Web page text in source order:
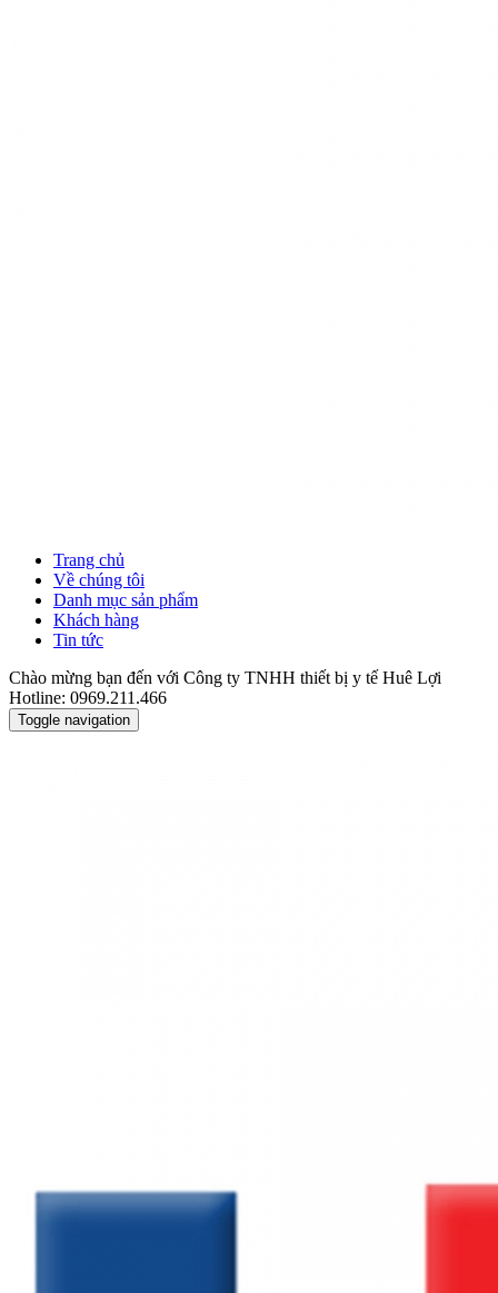
Trang chủ
Về chúng tôi
Danh mục sản phẩm
Khách hàng
Tin tức
Chào mừng bạn đến với Công ty TNHH thiết bị y tế Huê Lợi
Hotline: 0969.211.466
Toggle navigation